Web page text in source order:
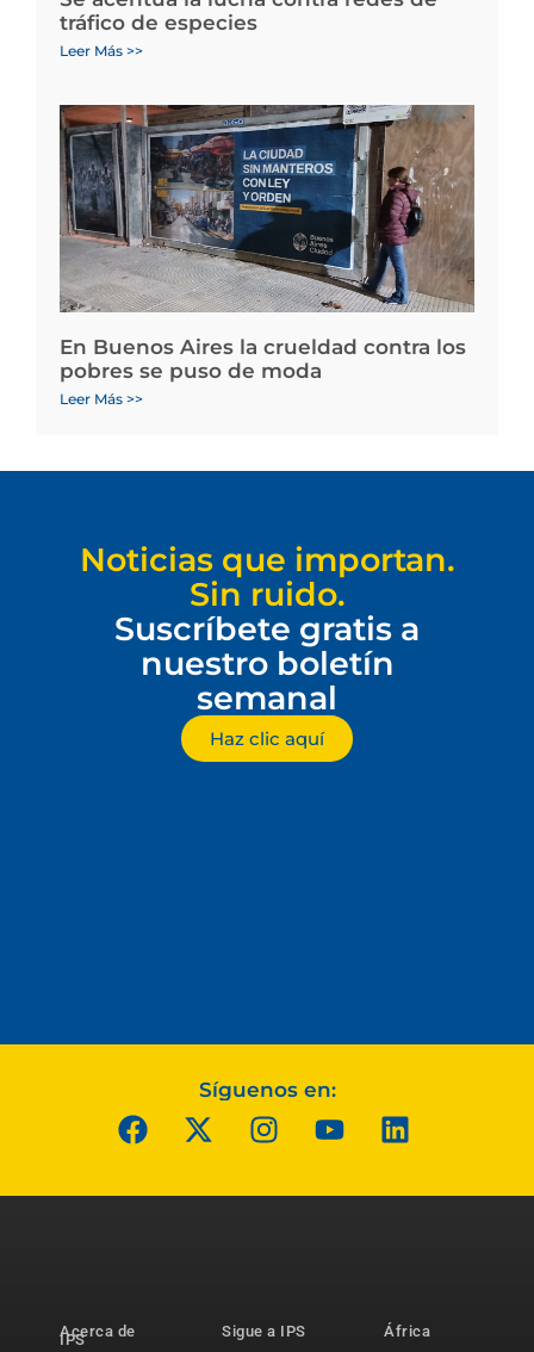
tráfico de especies
Leer Más >>
En Buenos Aires la crueldad contra los
pobres se puso de moda
Leer Más >>
Noticias que importan.
Sin ruido.
Suscríbete gratis a
nuestro boletín
semanal
Haz clic aquí
Síguenos en:
Acerca de
IPS
Sigue a IPS
África